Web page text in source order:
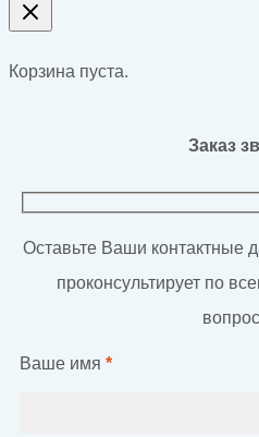
Корзина пуста.
Заказ
Оставьте Ваши контактные
проконсультирует по
Ваше имя *